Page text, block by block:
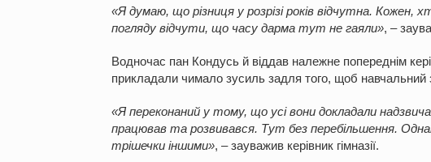
«Я думаю, що різниця у розрізі років відчутна. Кожен,
погляду відчути, що часу дарма тут не гаяли», –
Водночас пан Кондусь й віддав належне попереднім
прикладали чимало зусиль задля того, щоб навчальний
«Я переконаний у тому, що усі вони докладали
працював та розвивався. Тут без перебільшення.
трішечки іншими», – зауважив керівник гімназії.